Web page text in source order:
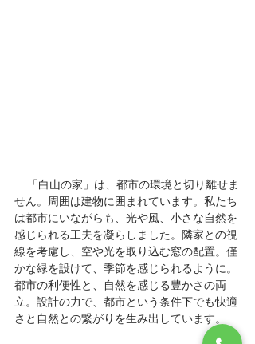
せん。周囲は建物に囲まれています。私たち
は都市にいながらも、光や風、小さな自然を
感じられる工夫を凝らしました。隣家との視
線を考慮し、空や光を取り込む窓の配置。僅
かな緑を設けて、季節を感じられるように。
都市の利便性と、自然を感じる豊かさの両
立。設計の力で、都市という条件下でも快適
さと自然との繋がりを生み出しています。